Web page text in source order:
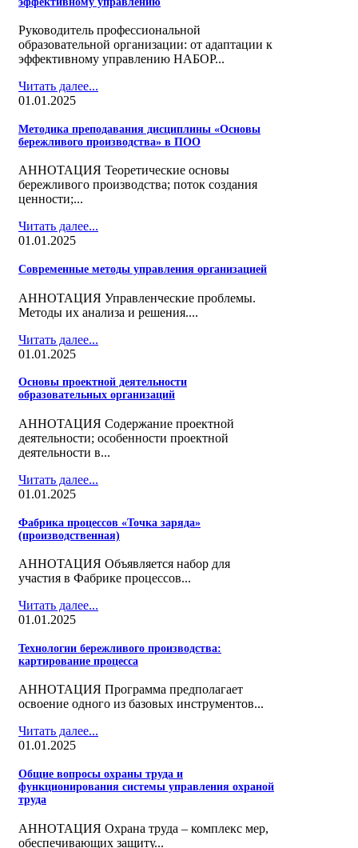
Руководитель профессиональной
образовательной организации: от адаптации к
эффективному управлению НАБОР...
Читать далее...
01.01.2025
Методика преподавания дисциплины «Основы
бережливого производства» в ПОО
АННОТАЦИЯ Теоретические основы
бережливого производства; поток создания
ценности;...
Читать далее...
01.01.2025
Современные методы управления организацией
АННОТАЦИЯ Управленческие проблемы.
Методы их анализа и решения....
Читать далее...
01.01.2025
Основы проектной деятельности
образовательных организаций
АННОТАЦИЯ Cодержание проектной
деятельности; особенности проектной
деятельности в...
Читать далее...
01.01.2025
Фабрика процессов «Точка заряда»
(производственная)
АННОТАЦИЯ Объявляется набор для
участия в Фабрике процессов...
Читать далее...
01.01.2025
Технологии бережливого производства:
картирование процесса
АННОТАЦИЯ Программа предполагает
освоение одного из базовых инструментов...
Читать далее...
01.01.2025
Общие вопросы охраны труда и
функционирования системы управления охраной
труда
АННОТАЦИЯ Охрана труда – комплекс мер,
обеспечивающих защиту...